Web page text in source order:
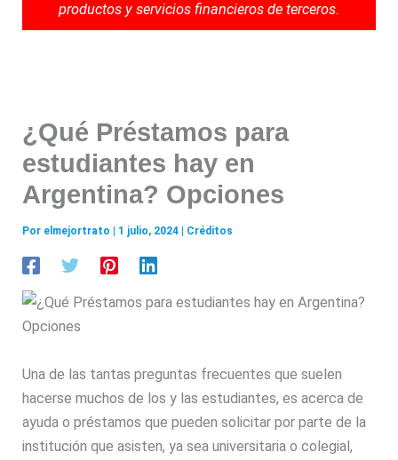
productos y servicios financieros de terceros.
¿Qué Préstamos para
estudiantes hay en
Argentina? Opciones
Por elmejortrato 1 julio, 2024 Créditos
Una de las tantas preguntas frecuentes que suelen
hacerse muchos de los y las estudiantes, es acerca de
ayuda o préstamos que pueden solicitar por parte de la
institución que asisten, ya sea universitaria o colegial,